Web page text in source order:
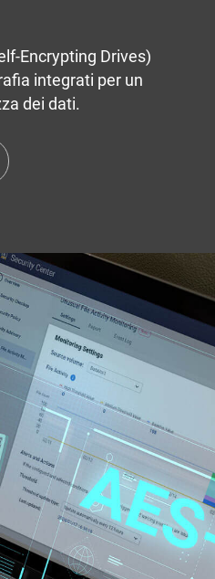
Encrypting Drives)
integrati per un
dei dati.